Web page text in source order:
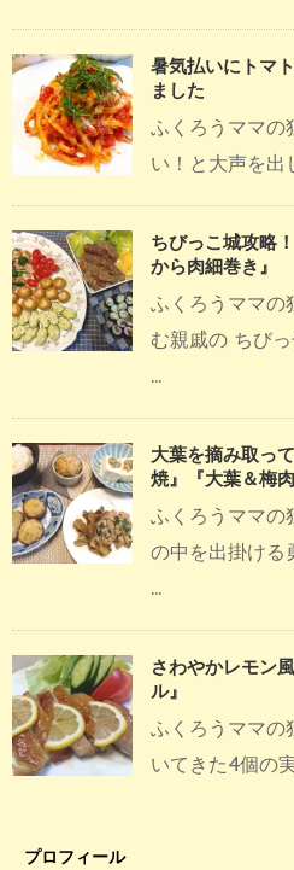
暑気払いにトマ
ました
ふくろうママの
い！と大声を出
ちびっこ城攻略
から肉細巻き』
ふくろうママの
む親戚の ちび
...
大葉を摘み取っ
焼』『大葉＆梅
ふくろうママ
の中を出掛ける
...
さわやかレモン
ル』
ふくろうママの
いてきた4個の
プロフィール